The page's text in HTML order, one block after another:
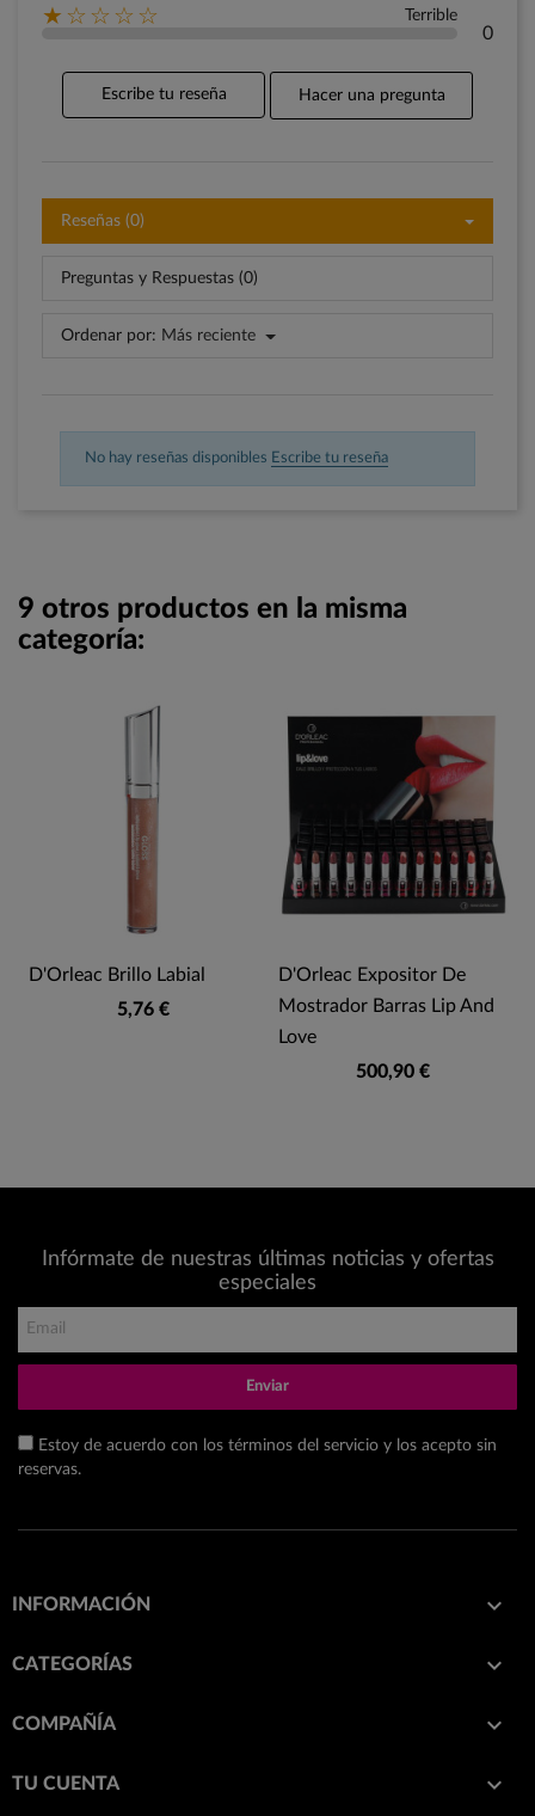
★☆☆☆☆ Terrible
0
Escribe tu reseña Hacer una pregunta
Reseñas (0)
Preguntas y Respuestas (0)
Ordenar por: Más reciente
No hay reseñas disponibles Escribe tu reseña
9 otros productos en la misma
categoría:
D'Orleac Brillo Labial
5,76 €
D'Orleac Expositor De
Mostrador Barras Lip And
Love
500,90 €
Infórmate de nuestras últimas noticias y ofertas
especiales
Enviar
Estoy de acuerdo con los términos del servicio y los acepto sin
reservas.
INFORMACIÓN 
CATEGORÍAS 
COMPAÑÍA 
TU CUENTA 